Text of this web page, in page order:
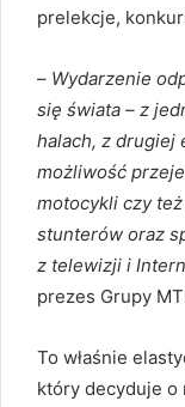
prelekcje,
– Wydarzenie
się świata – z
halach, z drugiej
możliwość
motocykli czy
stunterów oraz
z telewizji i
prezes Grupy
To właśnie
który decyduje o